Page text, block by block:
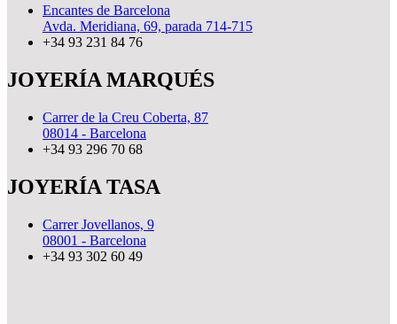
Encantes de Barcelona
Avda. Meridiana, 69, parada 714-715
+34 93 231 84 76
JOYERÍA MARQUÉS
Carrer de la Creu Coberta, 87
08014 - Barcelona
+34 93 296 70 68
JOYERÍA TASA
Carrer Jovellanos, 9
08001 - Barcelona
+34 93 302 60 49